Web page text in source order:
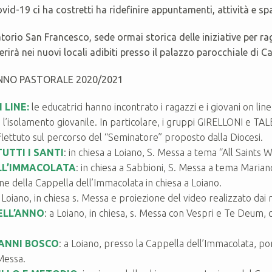
19 ci ha costretti ha ridefinire appuntamenti, attività e
San Francesco, sede ormai storica delle iniziative per
nei nuovi locali adibiti presso il palazzo parocchiale di
PASTORALE 2020/2021
LINE: le educatrici hanno incontrato i ragazzi e i giovani on
giovanile. In particolare, i gruppi GIRELLONI e
sul percorso del “Seminatore” proposto dalla Diocesi.
I SANTI: in chiesa a Loiano, S. Messa a tema “All Saints
: in chiesa a Sabbioni, S. Messa a tema
della Cappella dell’Immacolata in chiesa a Loiano.
Loiano, in chiesa s. Messa e proiezione del video realizzato
: a Loiano, in chiesa, s. Messa con Vespri e Te Deum,
BOSCO: a Loiano, presso la Cappella dell’Immacolata,